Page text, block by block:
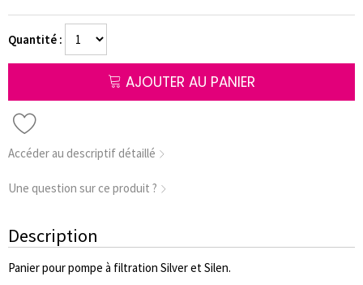
Quantité :
AJOUTER AU PANIER
Accéder au descriptif détaillé
Une question sur ce produit ?
Description
Panier pour pompe à filtration Silver et Silen.